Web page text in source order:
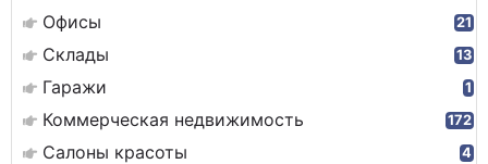
Офисы 21
Склады 13
Гаражи 1
Коммерческая недвижимость 172
Салоны красоты 4